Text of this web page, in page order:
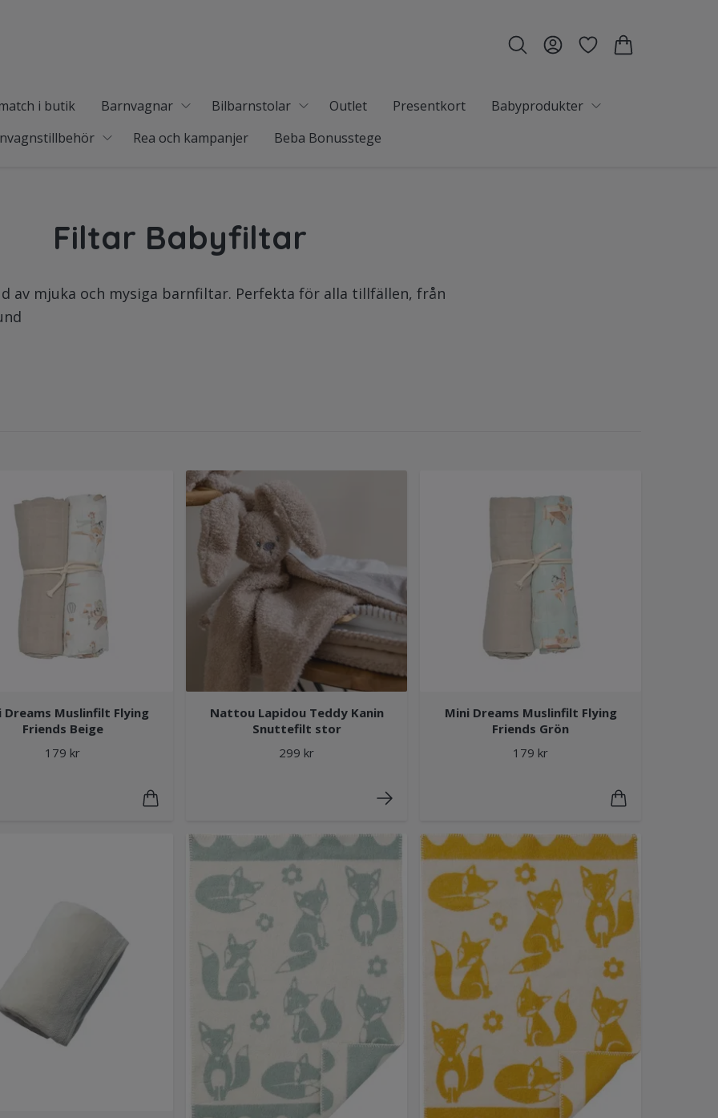
i butik Barnvagnar Bilbarnstolar Outlet Presentkort
Babyprodukter
Rea och kampanjer Beba Bonusstege
Filtar Babyfiltar
av mjuka och mysiga barnfiltar. Perfekta för alla tillfällen, från
Dreams Muslinfilt Flying
Friends Beige
179 kr
Nattou Lapidou Teddy Kanin
Snuttefilt stor
299 kr
Mini Dreams Muslinfilt Flying
Friends Grön
179 kr